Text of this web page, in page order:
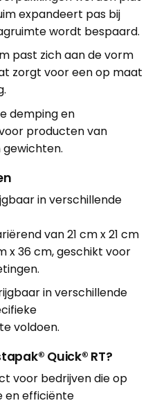
expandeert pas bij
wordt bespaard.
past zich aan de vorm
zorgt voor een op maat
demping en
producten van
in verschillende
van 21 cm x 21 cm
x 36 cm, geschikt voor
in verschillende
voldoen.
Quick® RT?
voor bedrijven die op
en efficiënte